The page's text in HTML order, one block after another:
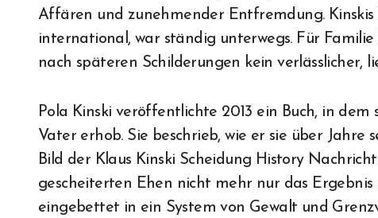
Affären und zunehmender Entfremdung.
international, war ständig unterwegs. Für
nach späteren Schilderungen kein verlässlicher,
Pola Kinski veröffentlichte 2013 ein Buch, in
Vater erhob. Sie beschrieb, wie er sie über Jahre
Bild der Klaus Kinski Scheidung History
gescheiterten Ehen nicht mehr nur das
eingebettet in ein System von Gewalt und